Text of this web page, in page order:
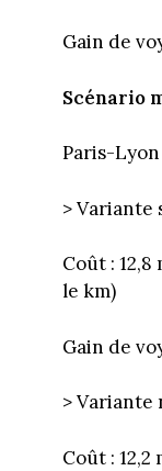
Gain de
Scénario
Paris-Lyon
> Variante
Coût :
le km)
Gain de
> Variante
Coût :